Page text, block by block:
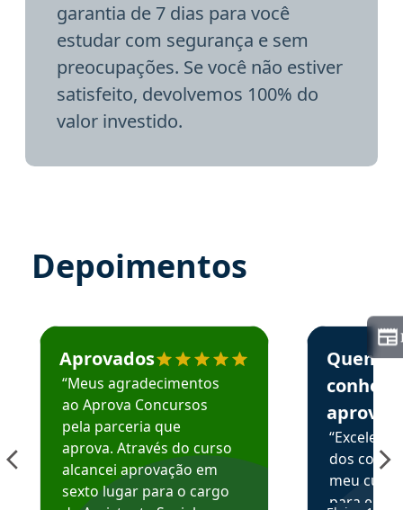
garantia de 7 dias para você
estudar com segurança e sem
preocupações. Se você não estiver
satisfeito, devolvemos 100% do
valor investido.
Depoimentos
Estudante José recomenda o Aprova Concursos em
Aprovados
“Meus agradecimentos
ao Aprova Concursos
pela parceria que
aprova. Através do curso
alcancei aprovação em
sexto lugar para o cargo
Estudante
Quem
aprova
dos
meu
para